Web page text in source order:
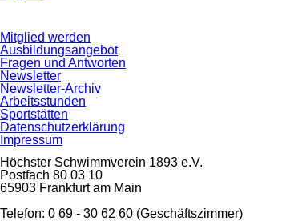
Navigation
überspringen
Mitglied werden
Ausbildungsangebot
Fragen und Antworten
Newsletter
Newsletter-Archiv
Arbeitsstunden
Sportstätten
Datenschutzerklärung
Impressum
Höchster Schwimmverein 1893 e.V.
Postfach 80 03 10
65903 Frankfurt am Main
Telefon: 0 69 - 30 62 60 (Geschäftszimmer)